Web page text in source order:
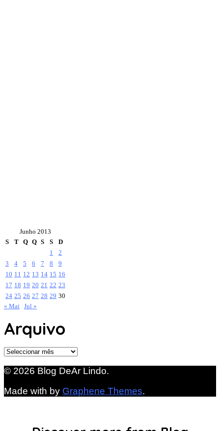
Junho 2013
S
T Q Q S S
D
1
2
3
4 5 6 7 8
9
10 11 12 13 14 15 16
17 18 19 20 21 22 23
24 25 26 27 28 29 30
« Mai
Jul »
Arquivo
Arquivo
© 2026 Blog DeAr Lindo.
Made with by Graphene Themes.